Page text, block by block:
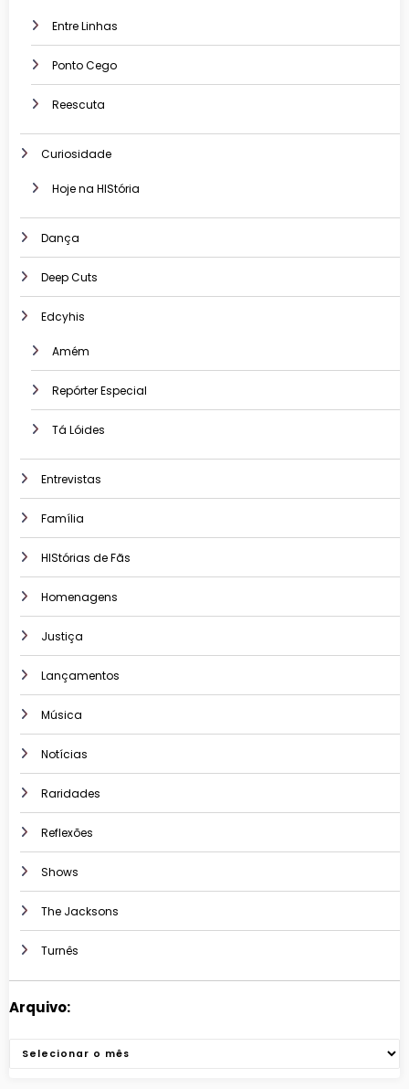
Entre Linhas
Ponto Cego
Reescuta
Curiosidade
Hoje na HIStória
Dança
Deep Cuts
Edcyhis
Amém
Repórter Especial
Tá Lóides
Entrevistas
Família
HIStórias de Fãs
Homenagens
Justiça
Lançamentos
Música
Notícias
Raridades
Reflexões
Shows
The Jacksons
Turnês
Arquivo:
Arquivos